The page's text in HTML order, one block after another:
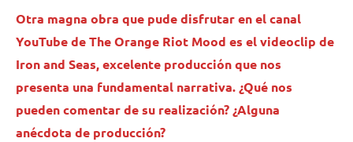
Otra magna obra que pude disfrutar en el canal
YouTube deThe Orange Riot Mood es el videoclip de
Iron and Seas, excelente producción que nos
presenta una fundamental narrativa. ¿Qué nos
pueden comentar de su realización? ¿Alguna
anécdota de producción?